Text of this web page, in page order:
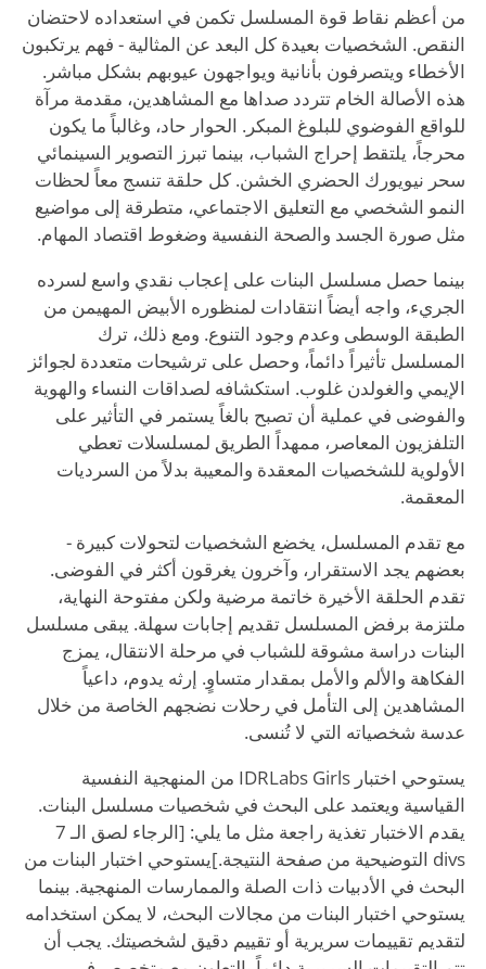
من أعظم نقاط قوة المسلسل تكمن في استعداده لاحتضان
النقص. الشخصيات بعيدة كل البعد عن المثالية - فهم يرتكبون
الأخطاء ويتصرفون بأنانية ويواجهون عيوبهم بشكل مباشر.
هذه الأصالة الخام تتردد صداها مع المشاهدين، مقدمة مرآة
للواقع الفوضوي للبلوغ المبكر. الحوار حاد، وغالباً ما يكون
محرجاً، يلتقط إحراج الشباب، بينما تبرز التصوير السينمائي
سحر نيويورك الحضري الخشن. كل حلقة تنسج معاً لحظات
النمو الشخصي مع التعليق الاجتماعي، متطرقة إلى مواضيع
مثل صورة الجسد والصحة النفسية وضغوط اقتصاد المهام.
بينما حصل مسلسل البنات على إعجاب نقدي واسع لسرده
الجريء، واجه أيضاً انتقادات لمنظوره الأبيض المهيمن من
الطبقة الوسطى وعدم وجود التنوع. ومع ذلك، ترك
المسلسل تأثيراً دائماً، وحصل على ترشيحات متعددة لجوائز
الإيمي والغولدن غلوب. استكشافه لصداقات النساء والهوية
والفوضى في عملية أن تصبح بالغاً يستمر في التأثير على
التلفزيون المعاصر، ممهداً الطريق لمسلسلات تعطي
الأولوية للشخصيات المعقدة والمعيبة بدلاً من السرديات
المعقمة.
مع تقدم المسلسل، يخضع الشخصيات لتحولات كبيرة -
بعضهم يجد الاستقرار، وآخرون يغرقون أكثر في الفوضى.
تقدم الحلقة الأخيرة خاتمة مرضية ولكن مفتوحة النهاية،
ملتزمة برفض المسلسل تقديم إجابات سهلة. يبقى مسلسل
البنات دراسة مشوقة للشباب في مرحلة الانتقال، يمزج
الفكاهة والألم والأمل بمقدار متساوٍ. إرثه يدوم، داعياً
المشاهدين إلى التأمل في رحلات نضجهم الخاصة من خلال
عدسة شخصياته التي لا تُنسى.
يستوحي اختبار IDRLabs Girls من المنهجية النفسية
القياسية ويعتمد على البحث في شخصيات مسلسل البنات.
يقدم الاختبار تغذية راجعة مثل ما يلي: [الرجاء لصق الـ 7
divs التوضيحية من صفحة النتيجة.]يستوحي اختبار البنات من
البحث في الأدبيات ذات الصلة والممارسات المنهجية. بينما
يستوحي اختبار البنات من مجالات البحث، لا يمكن استخدامه
لتقديم تقييمات سريرية أو تقييم دقيق لشخصيتك. يجب أن